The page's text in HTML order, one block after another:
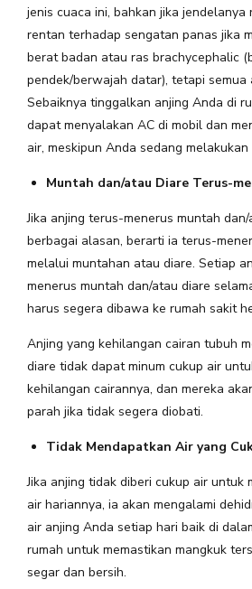
jenis cuaca ini, bahkan jika jendelanya
rentan terhadap sengatan panas jika
berat badan atau ras brachycephalic
pendek/berwajah datar), tetapi semua
Sebaiknya tinggalkan anjing Anda di
dapat menyalakan AC di mobil dan
air, meskipun Anda sedang
Muntah dan/atau Diare Terus-
Jika anjing terus-menerus muntah
berbagai alasan, berarti ia terus-
melalui muntahan atau diare. Setiap
menerus muntah dan/atau diare
harus segera dibawa ke rumah sakit
Anjing yang kehilangan cairan tubuh
diare tidak dapat minum cukup air
kehilangan cairannya, dan mereka
parah jika tidak segera diobati.
Tidak Mendapatkan Air yang
Jika anjing tidak diberi cukup air untuk
air hariannya, ia akan mengalami
air anjing Anda setiap hari baik di
rumah untuk memastikan mangkuk
segar dan bersih.